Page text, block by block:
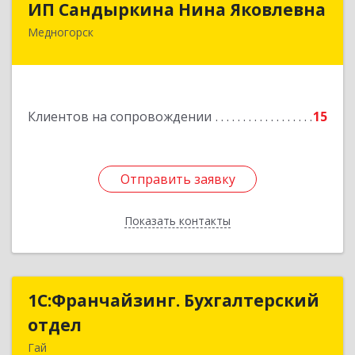
ИП Сандыркина Нина Яковлевна
Медногорск
Клиентов на сопровождении 15
Отправить заявку
Показать контакты
462270, Оренбургская обл, Медногорск г,
Отправить заявку
Назад
1С:Франчайзинг. Бухгалтерский
отдел
Гай
1С:Франчайзинг. Бухгалтерский